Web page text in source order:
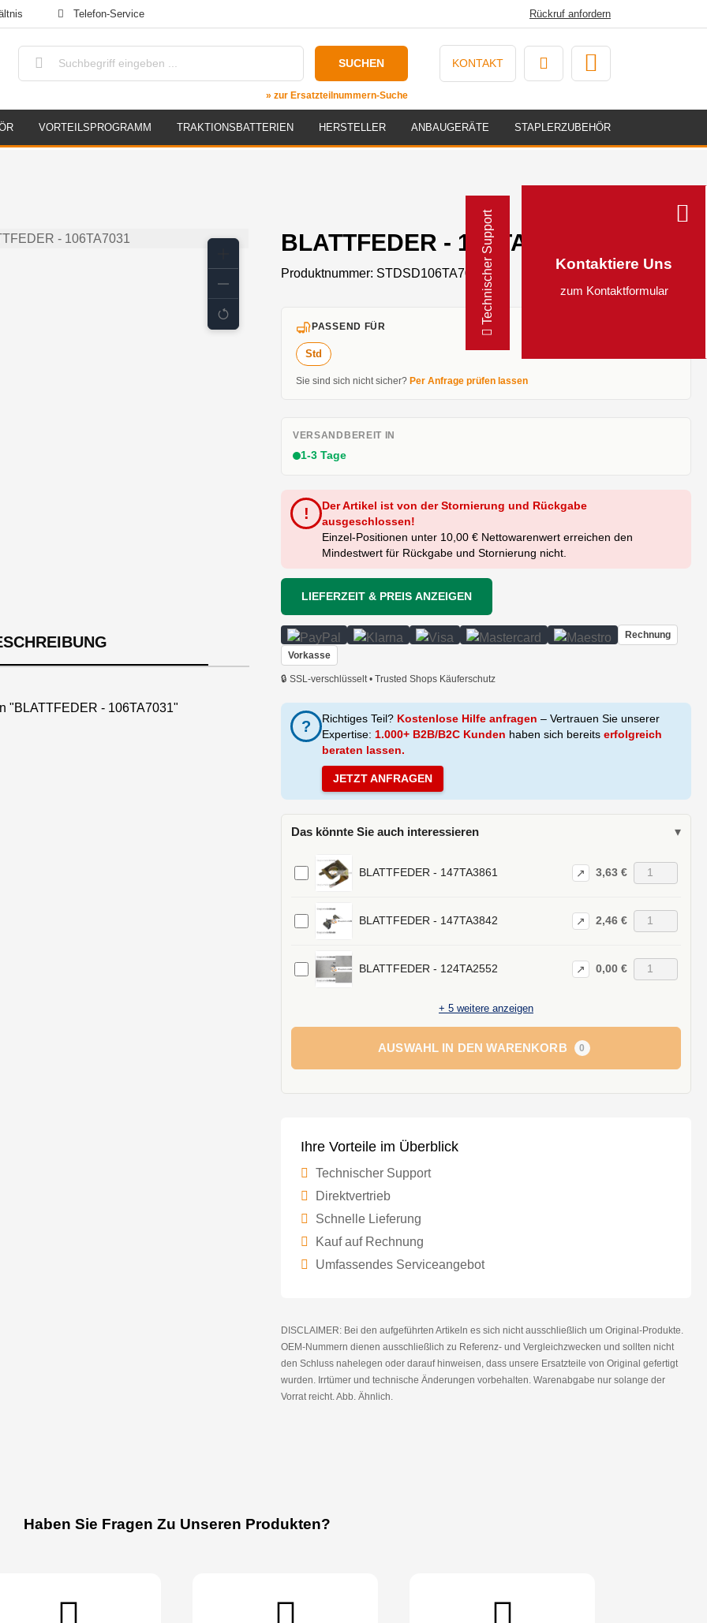
Telefon-Service Rückruf anfordern
Technischer Support Kontaktiere Uns
zum Kontaktformular
SUCHEN
» zur Ersatzteilnummern-Suche
KONTAKT
VORTEILSPROGRAMM TRAKTIONSBATTERIEN HERSTELLER ANBAUGERÄTE STAPLERZUBEHÖR
"BLATTFEDER - 106TA7031"
BLATTFEDER - 106TA7031
Produktnummer: STDSD106TA7031
PASSEND FÜR
Std
Sie sind sich nicht sicher? Per Anfrage prüfen lassen
VERSANDBEREIT IN
1-3 Tage
!
Der Artikel ist von der Stornierung und Rückgabe
ausgeschlossen!
Einzel-Positionen unter 10,00 € Nettowarenwert erreichen den
Mindestwert für Rückgabe und Stornierung nicht.
LIEFERZEIT & PREIS ANZEIGEN
Rechnung
Vorkasse
🔒 SSL-verschlüsselt • Trusted Shops Käuferschutz
? Richtiges Teil? Kostenlose Hilfe anfragen – Vertrauen Sie unserer
Expertise: 1.000+ B2B/B2C Kunden haben sich bereits erfolgreich
beraten lassen.
JETZT ANFRAGEN
Das könnte Sie auch interessieren ▾
BLATTFEDER - 147TA3861 ↗ 3,63 €
BLATTFEDER - 147TA3842 ↗ 2,46 €
BLATTFEDER - 124TA2552 ↗ 0,00 €
+ 5 weitere anzeigen
AUSWAHL IN DEN WARENKORB 0
Ihre Vorteile im Überblick
Technischer Support
Direktvertrieb
Schnelle Lieferung
Kauf auf Rechnung
Umfassendes Serviceangebot
DISCLAIMER: Bei den aufgeführten Artikeln es sich nicht ausschließlich um Original-Produkte.
OEM-Nummern dienen ausschließlich zu Referenz- und Vergleichzwecken und sollten nicht
den Schluss nahelegen oder darauf hinweisen, dass unsere Ersatzteile von Original gefertigt
wurden. Irrtümer und technische Änderungen vorbehalten. Warenabgabe nur solange der
Vorrat reicht. Abb. Ähnlich.
Haben Sie Fragen Zu Unseren Produkten?